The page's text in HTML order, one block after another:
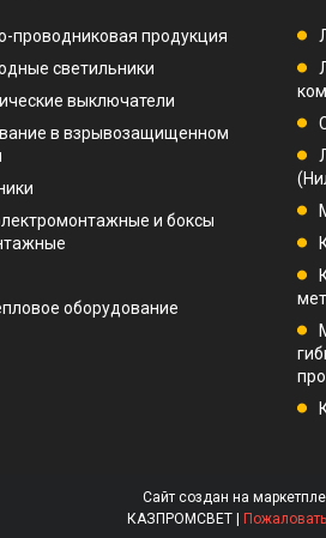
проводниковая продукция
светильники
выключатели
в взрывозащищенном
и боксы
оборудование
Сайт создан на